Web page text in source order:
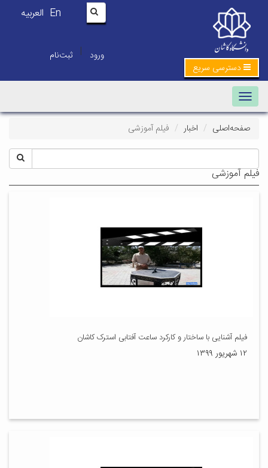
En العربیه
ورود | ثبت‌نام
دسترسی سریع
Toggle navigation
صفحه‌اصلی اخبار فیلم آموزشی
فیلم آموزشی
فیلم آشنایی با ساختار و کارکرد ساعت آفتابی استرک کاشان
۱۲ شهریور ۱۳۹۹